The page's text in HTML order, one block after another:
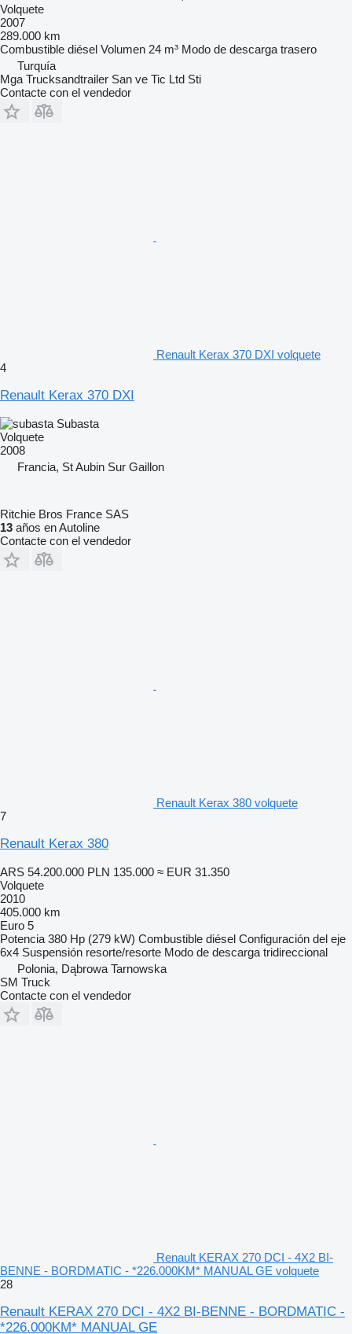
Volquete
2007
289.000 km
Combustible diésel Volumen 24 m³ Modo de descarga trasero
Turquía
Mga Trucksandtrailer San ve Tic Ltd Sti
Contacte con el vendedor
Renault Kerax 370 DXI volquete
4
Renault Kerax 370 DXI
Subasta
Volquete
2008
Francia, St Aubin Sur Gaillon
Ritchie Bros France SAS
13 años en Autoline
Contacte con el vendedor
Renault Kerax 380 volquete
7
Renault Kerax 380
ARS 54.200.000 PLN 135.000 ≈ EUR 31.350
Volquete
2010
405.000 km
Euro 5
Potencia 380 Hp (279 kW) Combustible diésel Configuración del eje
6x4 Suspensión resorte/resorte Modo de descarga tridireccional
Polonia, Dąbrowa Tarnowska
SM Truck
Contacte con el vendedor
Renault KERAX 270 DCI - 4X2 BI-
BENNE - BORDMATIC - *226.000KM* MANUAL GE volquete
28
Renault KERAX 270 DCI - 4X2 BI-BENNE - BORDMATIC -
*226.000KM* MANUAL GE